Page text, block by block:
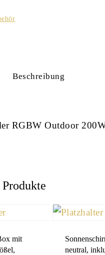
Beschreibung
RGBW Outdoor
mit
neutral,